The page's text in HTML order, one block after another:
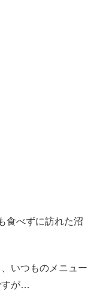
食べずに訪れた沼
いつものメニュー
すが…